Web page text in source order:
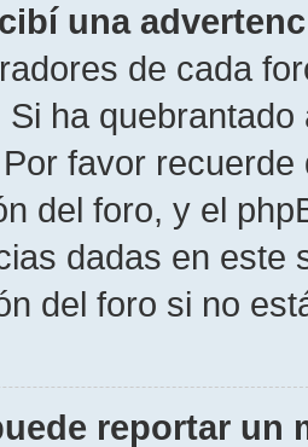
una
de cada
Si ha
favor
del foro, y el
dadas en este
del foro si no
reportar un